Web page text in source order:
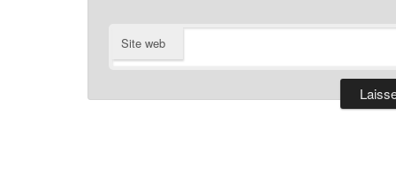
Site web